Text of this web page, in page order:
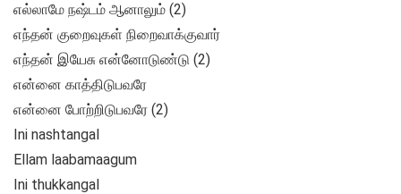
எல்லாமே நஷ்டம் ஆனாலும் (2)
எந்தன் குறைவுகள் நிறைவாக்குவார்
எந்தன் இயேசு என்னோடுண்டு (2)
என்னை காத்திடுபவரே
என்னை போற்றிடுபவரே (2)
Ini nashtangal
Ellam laabamaagum
Ini thukkangal